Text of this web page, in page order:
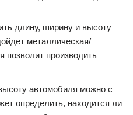
длину, ширину и высоту
металлическая/
позволит производить
автомобиля можно с
определить, находится ли